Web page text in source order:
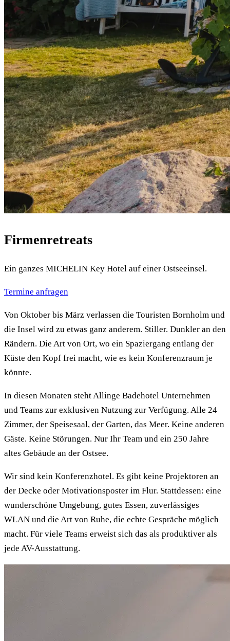
Firmenretreats
Ein ganzes MICHELIN Key Hotel auf einer Ostseeinsel.
Termine anfragen
Von Oktober bis März verlassen die Touristen Bornholm und
die Insel wird zu etwas ganz anderem. Stiller. Dunkler an den
Rändern. Die Art von Ort, wo ein Spaziergang entlang der
Küste den Kopf frei macht, wie es kein Konferenzraum je
könnte.
In diesen Monaten steht Allinge Badehotel Unternehmen
und Teams zur exklusiven Nutzung zur Verfügung. Alle 24
Zimmer, der Speisesaal, der Garten, das Meer. Keine anderen
Gäste. Keine Störungen. Nur Ihr Team und ein 250 Jahre
altes Gebäude an der Ostsee.
Wir sind kein Konferenzhotel. Es gibt keine Projektoren an
der Decke oder Motivationsposter im Flur. Stattdessen: eine
wunderschöne Umgebung, gutes Essen, zuverlässiges
WLAN und die Art von Ruhe, die echte Gespräche möglich
macht. Für viele Teams erweist sich das als produktiver als
jede AV-Ausstattung.